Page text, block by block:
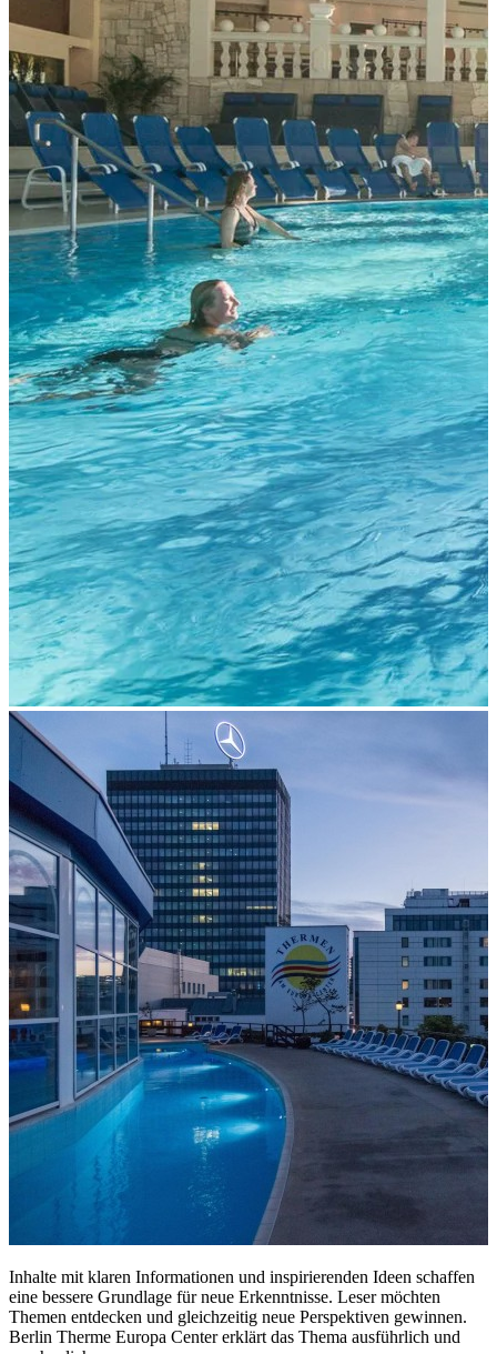
Inhalte mit klaren Informationen und inspirierenden Ideen schaffen
eine bessere Grundlage für neue Erkenntnisse. Leser möchten
Themen entdecken und gleichzeitig neue Perspektiven gewinnen.
Berlin Therme Europa Center erklärt das Thema ausführlich und